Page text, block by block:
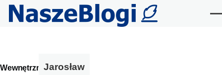
Przejdź do treści
Wewnętrzn Jarosław